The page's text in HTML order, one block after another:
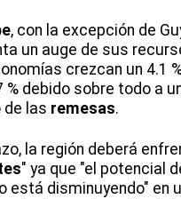
, con la excepción de
un auge de sus
crezcan un 4.1
% debido sobre todo a
de las remesas.
la región deberá
" ya que "el potencial
está disminuyendo" en